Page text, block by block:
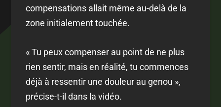
compensations allait même au-delà de la
zone initialement touchée.
« Tu peux compenser au point de ne plus
rien sentir, mais en réalité, tu commences
déjà à ressentir une douleur au genou »,
précise-t-il dans la vidéo.